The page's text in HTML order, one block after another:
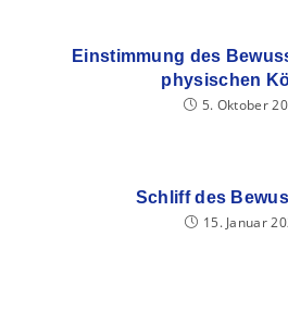
Einstimmung des
physischen
5. Oktober
Schliff des
15. Januar